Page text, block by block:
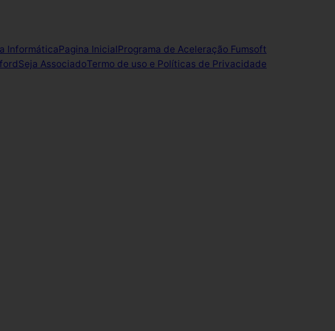
InformáticaPagina InicialPrograma de Aceleração Fumsoft
Seja AssociadoTermo de uso e Políticas de Privacidade